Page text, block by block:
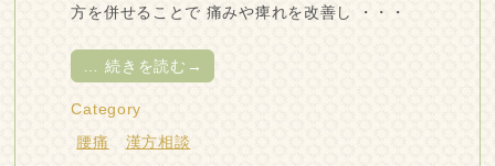
方を併せることで 痛みや痺れを改善し ・・・
… 続きを読む→
Category
腰痛
漢方相談